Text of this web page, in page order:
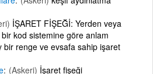
İŞARET FİŞEĞİ: Yerden veya
kod sistemine göre anlam
bir renge ve evsafa sahip işaret
(Askeri) İşaret fişeği